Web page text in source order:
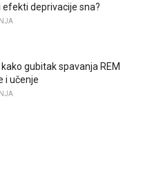
efekti deprivacije sna?
gubitak spavanja REM
i učenje